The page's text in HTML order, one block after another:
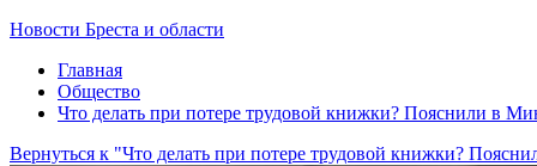
Новости Бреста и области
Главная
Общество
Что делать при потере трудовой книжки? Пояснили в
Вернуться к "Что делать при потере трудовой книжки?